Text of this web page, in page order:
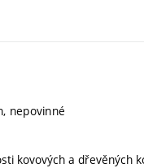
nepovinné
kovových a dřevěných